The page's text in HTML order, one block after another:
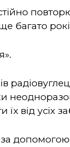
багато
від усіх